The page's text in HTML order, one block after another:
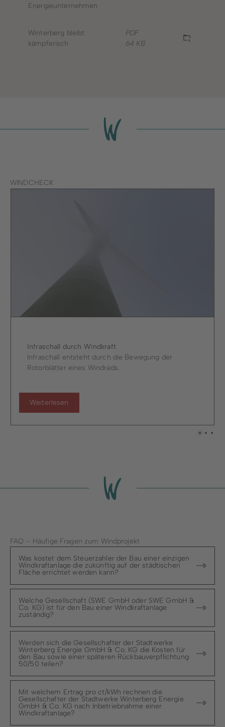
Energieunternehmen
Winterberg bleibt
kämpferisch
PDF
64 KB
WINDCHECK
Infraschall durch Windkraft
Infraschall entsteht durch die Bewegung der
Rotorblätter eines Windrads.
Weiterlesen
FAQ – Häufige Fragen zum Windprojekt
Was kostet dem Steuerzahler der Bau einer einzigen
Windkraftanlage die zukünftig auf der städtischen
Fläche errichtet werden kann?
Welche Gesellschaft (SWE GmbH oder SWE GmbH &
Co. KG) ist für den Bau einer Windkraftanlage
zuständig?
Werden sich die Gesellschafter der Stadtwerke
Winterberg Energie GmbH & Co. KG die Kosten für
den Bau sowie einer späteren Rückbauverpflichtung
50/50 teilen?
Mit welchem Ertrag pro ct/kWh rechnen die
Gesellschafter der Stadtwerke Winterberg Energie
GmbH & Co. KG nach Inbetriebnahme einer
Windkraftanlage?